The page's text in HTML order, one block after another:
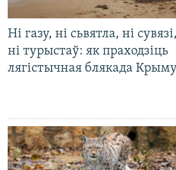
Ні газу, ні сьвятла, ні сувязі,
ні турыстаў: як праходзіць
лягістычная блякада